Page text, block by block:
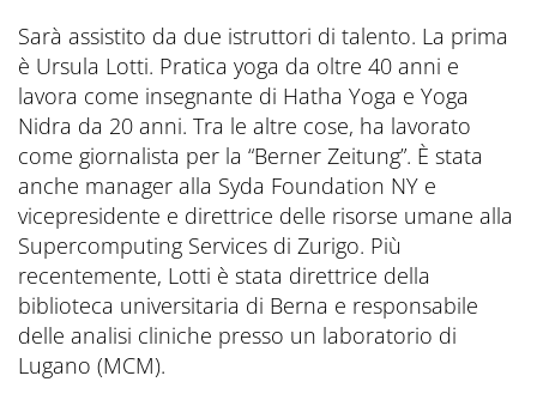
Sarà assistito da due istruttori di talento. La prima
è Ursula Lotti. Pratica yoga da oltre 40 anni e
lavora come insegnante di Hatha Yoga e Yoga
Nidra da 20 anni. Tra le altre cose, ha lavorato
come giornalista per la “Berner Zeitung”. È stata
anche manager alla Syda Foundation NY e
vicepresidente e direttrice delle risorse umane alla
Supercomputing Services di Zurigo. Più
recentemente, Lotti è stata direttrice della
biblioteca universitaria di Berna e responsabile
delle analisi cliniche presso un laboratorio di
Lugano (MCM).